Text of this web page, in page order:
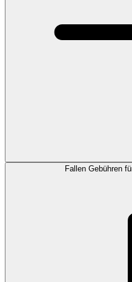
Fallen Gebühren